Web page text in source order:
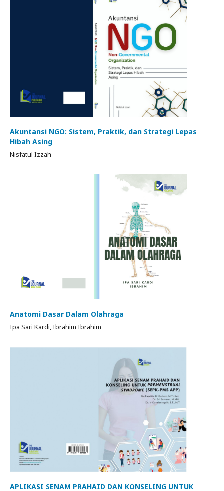
Akuntansi NGO: Sistem, Praktik, dan Strategi Lepas
Hibah Asing
Nisfatul Izzah
Anatomi Dasar Dalam Olahraga
Ipa Sari Kardi, Ibrahim Ibrahim
APLIKASI SENAM PRAHAID DAN KONSELING UNTUK